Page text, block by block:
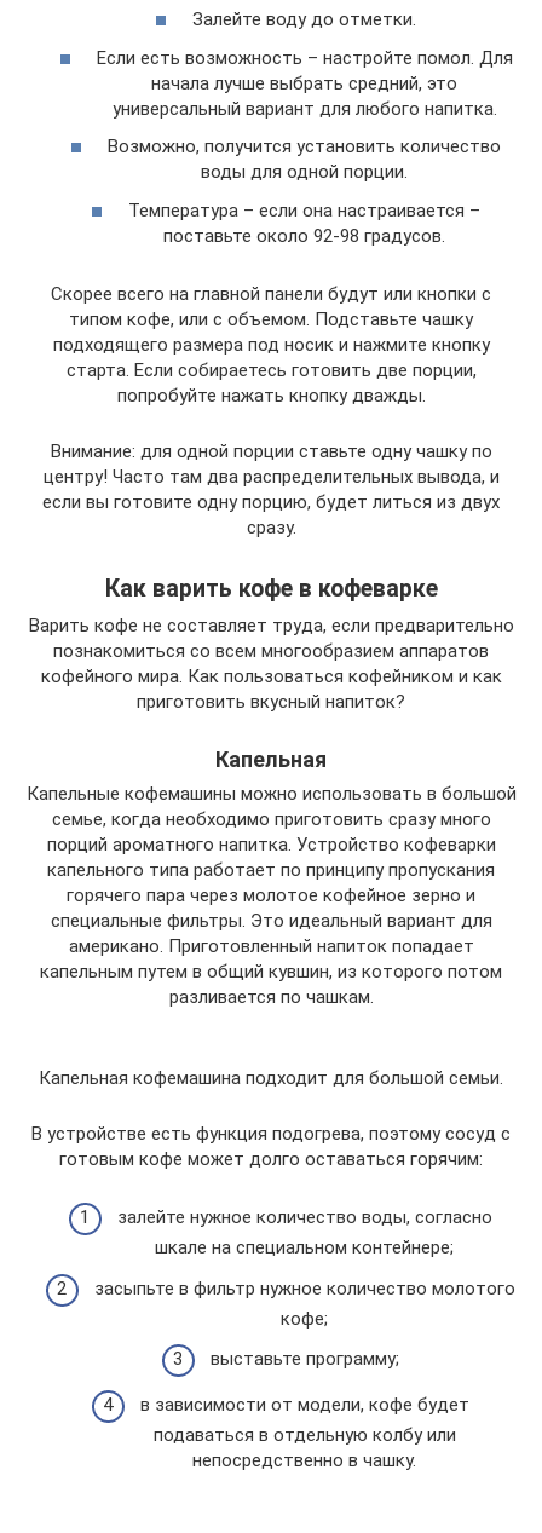
Залейте воду до отметки.
Если есть возможность – настройте помол. Для
начала лучше выбрать средний, это
универсальный вариант для любого напитка.
Возможно, получится установить количество
воды для одной порции.
Температура – если она настраивается –
поставьте около 92-98 градусов.
Скорее всего на главной панели будут или кнопки с
типом кофе, или с объемом. Подставьте чашку
подходящего размера под носик и нажмите кнопку
старта. Если собираетесь готовить две порции,
попробуйте нажать кнопку дважды.
Внимание: для одной порции ставьте одну чашку по
центру! Часто там два распределительных вывода, и
если вы готовите одну порцию, будет литься из двух
сразу.
Как варить кофе в кофеварке
Варить кофе не составляет труда, если предварительно
познакомиться со всем многообразием аппаратов
кофейного мира. Как пользоваться кофейником и как
приготовить вкусный напиток?
Капельная
Капельные кофемашины можно использовать в большой
семье, когда необходимо приготовить сразу много
порций ароматного напитка. Устройство кофеварки
капельного типа работает по принципу пропускания
горячего пара через молотое кофейное зерно и
специальные фильтры. Это идеальный вариант для
американо. Приготовленный напиток попадает
капельным путем в общий кувшин, из которого потом
разливается по чашкам.
Капельная кофемашина подходит для большой семьи.
В устройстве есть функция подогрева, поэтому сосуд с
готовым кофе может долго оставаться горячим:
залейте нужное количество воды, согласно
шкале на специальном контейнере;
засыпьте в фильтр нужное количество молотого
кофе;
выставьте программу;
в зависимости от модели, кофе будет
подаваться в отдельную колбу или
непосредственно в чашку.